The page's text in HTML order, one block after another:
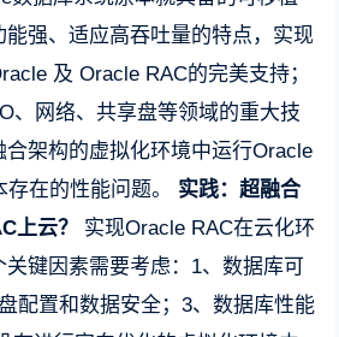
强、适应高吞吐量的特点，实现
及 Oracle RAC的完美支持；
、网络、共享盘等领域的重大技
架构的虚拟化环境中运行Oracle
在的性能问题。 实践：超融合
上云？
实现Oracle RAC在云化环
键因素需要考虑：1、数据库可
配置和数据安全；3、数据库性能